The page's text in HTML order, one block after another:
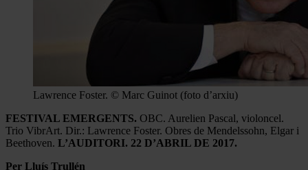
Lawrence Foster. © Marc Guinot (foto d’arxiu)
FESTIVAL EMERGENTS. OBC. Aurelien Pascal, violoncel.
Trio VibrArt. Dir.: Lawrence Foster. Obres de Mendelssohn, Elgar i
Beethoven. L’AUDITORI. 22 D’ABRIL DE 2017.
Per Lluís Trullén